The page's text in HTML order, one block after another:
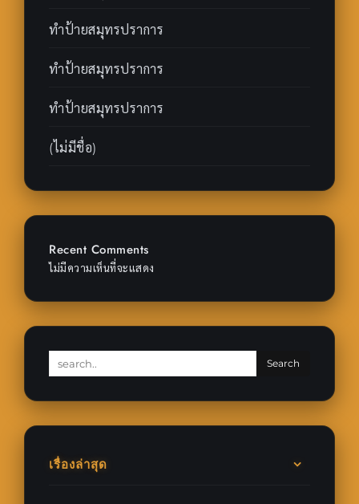
ทำป้ายสมุทรปราการ
ทำป้ายสมุทรปราการ
ทำป้ายสมุทรปราการ
(ไม่มีชื่อ)
Recent Comments
ไม่มีความเห็นที่จะแสดง
เรื่องล่าสุด